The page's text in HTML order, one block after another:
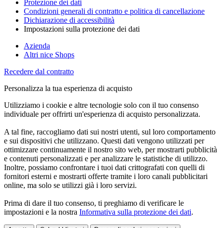
Protezione dei dati
Condizioni generali di contratto e politica di cancellazione
Dichiarazione di accessibilità
Impostazioni sulla protezione dei dati
Azienda
Altri nice Shops
Recedere dal contratto
Personalizza la tua esperienza di acquisto
Utilizziamo i cookie e altre tecnologie solo con il tuo consenso
individuale per offrirti un'esperienza di acquisto personalizzata.
A tal fine, raccogliamo dati sui nostri utenti, sul loro comportamento
e sui dispositivi che utilizzano. Questi dati vengono utilizzati per
ottimizzare continuamente il nostro sito web, per mostrarti pubblicità
e contenuti personalizzati e per analizzare le statistiche di utilizzo.
Inoltre, possiamo confrontare i tuoi dati crittografati con quelli di
fornitori esterni e mostrarti offerte tramite i loro canali pubblicitari
online, ma solo se utilizzi già i loro servizi.
Prima di dare il tuo consenso, ti preghiamo di verificare le
impostazioni e la nostra Informativa sulla protezione dei dati.